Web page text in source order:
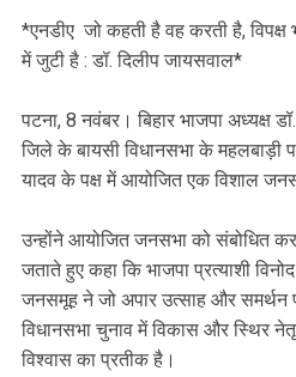
‎*एनडीए जो कहती है वह करती है,
में जुटी है : डॉ. दिलीप जायसवाल*
‎पटना, 8 नवंबर। बिहार भाजपा अध्यक्ष
जिले के बायसी विधानसभा के महलबाड़ी
यादव के पक्ष में आयोजित एक विशाल
‎उन्होंने आयोजित जनसभा को संबोधित
जताते हुए कहा कि भाजपा प्रत्याशी
जनसमूह ने जो अपार उत्साह और समर्थन
विधानसभा चुनाव में विकास और स्थिर
विश्वास का प्रतीक है।